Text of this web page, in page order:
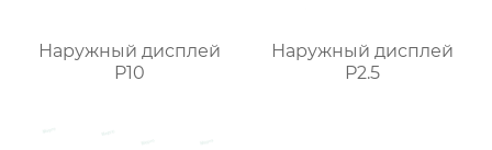
Наружный дисплей
P10
Наружный дисплей
P2.5